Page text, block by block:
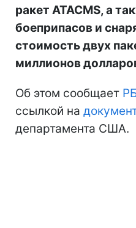
ракет ATACMS, а
боеприпасов и
стоимость двух
миллионов
Об этом сообщает
ссылкой на
департамента США.